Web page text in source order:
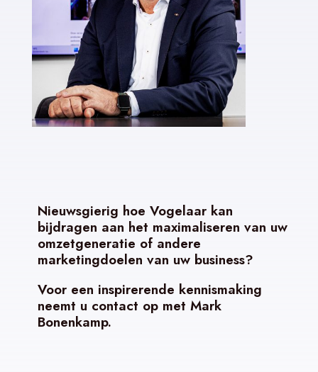
Nieuwsgierig hoe Vogelaar kan
bijdragen aan het maximaliseren van uw
omzetgeneratie of andere
marketingdoelen van uw business?
Voor een inspirerende kennismaking
neemt u contact op met Mark
Bonenkamp.